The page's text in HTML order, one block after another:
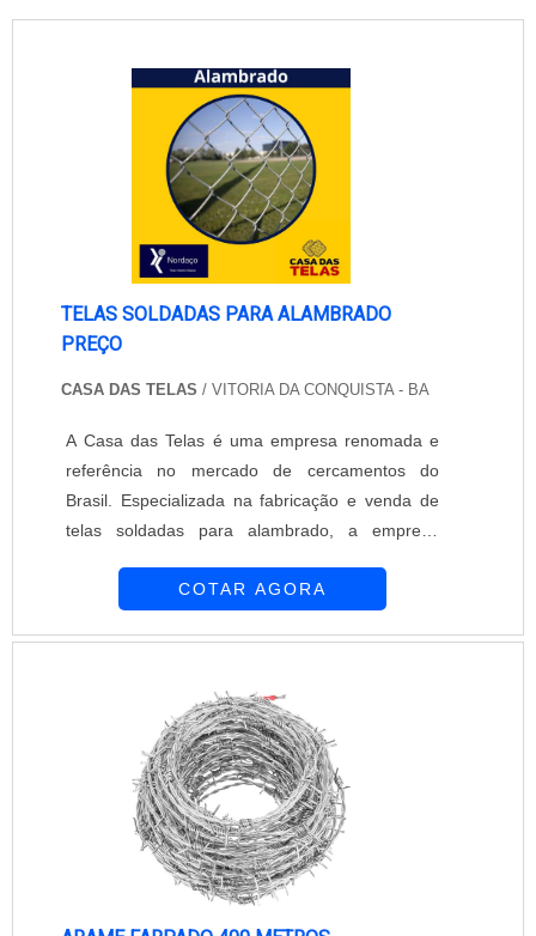
TELAS SOLDADAS PARA ALAMBRADO
PREÇO
CASA DAS TELAS / VITORIA DA CONQUISTA - BA
A Casa das Telas é uma empresa renomada e
referência no mercado de cercamentos do
Brasil. Especializada na fabricação e venda de
telas soldadas para alambrado, a empresa
competitivos.As telas soldadas para alambrado
alta resistência, que são soldados entre si,
formando uma malha sólida e resistente. Essa
estrutura proporciona maior segurança e
proteção, além de ser esteticamente agradável.A
Casa das Telas oferece uma ampla variedade de
telas soldadas para alambrado, com diferentes
tamanhos de malha e espessuras de arame,
COTAR AGORA